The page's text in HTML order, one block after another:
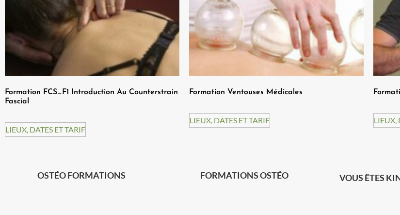
Formation FCS_F1 Introduction Au Counterstrain
Fascial
LIEUX, DATES ET TARIF
Formation Ventouses Médicales
LIEUX, DATES ET TARIF LIEUX,
OSTÉO FORMATIONS FORMATIONS OSTÉO VOUS ÊTES